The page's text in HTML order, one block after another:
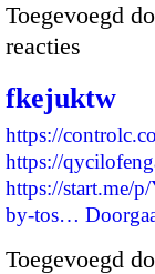
Toegevoegd
reacties
fkejuktw
https://
https://
https://start.me/
by-tos…
Toegevoegd